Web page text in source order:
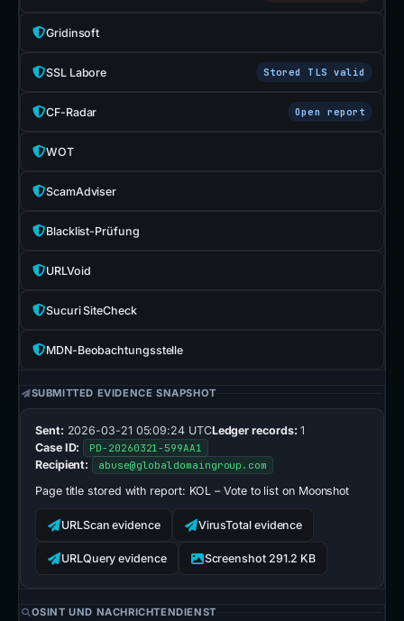
Gridinsoft
SSL Labore Stored TLS valid
CF-Radar Open report
WOT
ScamAdviser
Blacklist-Prüfung
URLVoid
Sucuri SiteCheck
MDN-Beobachtungsstelle
SUBMITTED EVIDENCE SNAPSHOT
Sent: 2026-03-21 05:09:24 UTCLedger records: 1
Case ID:
PD-20260321-599AA1
Recipient: abuse@globaldomaingroup.com
Page title stored with report: KOL – Vote to list on Moonshot
URLScan evidence VirusTotal evidence
URLQuery evidence Screenshot 291.2 KB
OSINT UND NACHRICHTENDIENST